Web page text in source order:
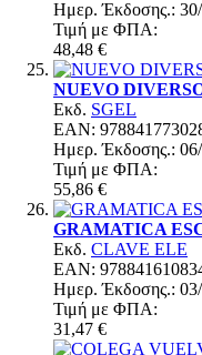
Ημερ. Έκδoσης.:
Τιμή με ΦΠΑ:
48,48 €
NUEVO
Εκδ. SGEL
EAN:
Ημερ. Έκδoσης.: 06/
Τιμή με ΦΠΑ:
55,86 €
GRAMATICA
Εκδ. CLAVE ELE
EAN:
Ημερ. Έκδoσης.:
Τιμή με ΦΠΑ:
31,47 €